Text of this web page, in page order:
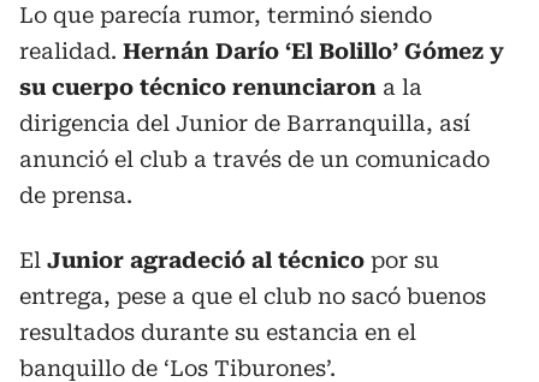
Lo que parecía rumor, terminó siendo
realidad. Hernán Darío ‘El Bolillo’ Gómez y
su cuerpo técnico renunciaron a la
dirigencia del Junior de Barranquilla, así
anunció el club a través de un comunicado
de prensa.
El Junior agradeció al técnico por su
entrega, pese a que el club no sacó buenos
resultados durante su estancia en el
banquillo de ‘Los Tiburones’.